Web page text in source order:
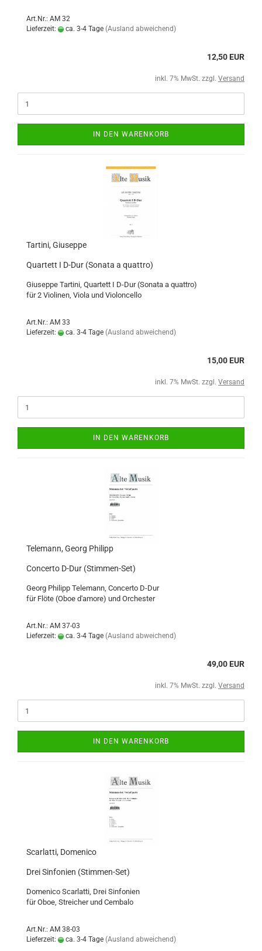
Art.Nr.: AM 32
Lieferzeit:
ca. 3-4 Tage (Ausland abweichend)
12,50 EUR
inkl. 7% MwSt. zzgl. Versand
IN DEN WARENKORB
Tartini, Giuseppe
Quartett I D-Dur (Sonata a quattro)
Giuseppe Tartini, Quartett I D-Dur (Sonata a quattro)
für 2 Violinen, Viola und Violoncello
Art.Nr.: AM 33
Lieferzeit:
ca. 3-4 Tage (Ausland abweichend)
15,00 EUR
inkl. 7% MwSt. zzgl. Versand
IN DEN WARENKORB
Telemann, Georg Philipp
Concerto D-Dur (Stimmen-Set)
Georg Philipp Telemann, Concerto D-Dur
für Flöte (Oboe d'amore) und Orchester
Art.Nr.: AM 37-03
Lieferzeit:
ca. 3-4 Tage (Ausland abweichend)
49,00 EUR
inkl. 7% MwSt. zzgl. Versand
IN DEN WARENKORB
Scarlatti, Domenico
Drei Sinfonien (Stimmen-Set)
Domenico Scarlatti, Drei Sinfonien
für Oboe, Streicher und Cembalo
Art.Nr.: AM 38-03
Lieferzeit:
ca. 3-4 Tage (Ausland abweichend)